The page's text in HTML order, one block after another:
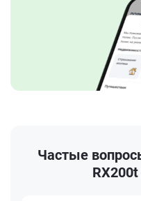
Частые